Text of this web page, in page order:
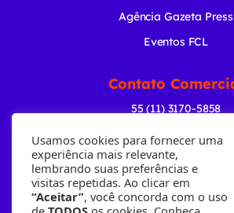
Agência Gazeta Press
Eventos FCL
Contato
55 (11) 3170-5858
Baixe nosso APP
Usamos cookies para fornecer uma
experiência mais relevante,
lembrando suas preferências e
visitas repetidas. Ao clicar em
“Aceitar”, você concorda com o uso